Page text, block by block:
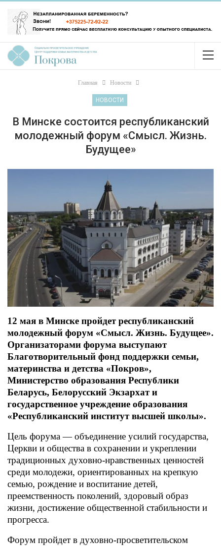
Главная Новости
НОВОСТИ
В Минске состоится республиканский
молодежный форум «Смысл. Жизнь.
Будущее»
12 мая в Минске пройдет республиканский
молодежный форум «Смысл. Жизнь. Будущее».
Организаторами форума выступают
Благотворительный фонд поддержки семьи,
материнства и детства «Покров»,
Министерство образования Республики
Беларусь, Белорусский Экзархат и
государственное учреждение образования
«Республиканский институт высшей школы».
Цель форума — объединение усилий государства,
Церкви и общества в сохранении и укреплении
традиционных духовно-нравственных ценностей
среди молодежи, ориентированных на крепкую
семью, рождение и воспитание детей,
преемственность поколений, здоровый образ
жизни, достижение общественной стабильности и
прогресса.
Форум пройдет в духовно-просветительском